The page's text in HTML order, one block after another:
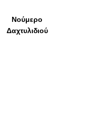
Νούμερο
Δαχτυλιδιού